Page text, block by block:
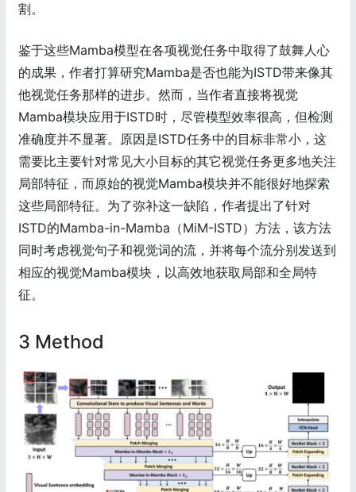
割。
鉴于这些Mamba模型在各项视觉任务中取得了鼓舞人心
的成果，作者打算研究Mamba是否也能为ISTD带来像其
他视觉任务那样的进步。然而，当作者直接将视觉
Mamba模块应用于ISTD时，尽管模型效率很高，但检测
准确度并不显著。原因是ISTD任务中的目标非常小，这
需要比主要针对常见大小目标的其它视觉任务更多地关注
局部特征，而原始的视觉Mamba模块并不能很好地探索
这些局部特征。为了弥补这一缺陷，作者提出了针对
ISTD的Mamba-in-Mamba（MiM-ISTD）方法，该方法
同时考虑视觉句子和视觉词的流，并将每个流分别发送到
相应的视觉Mamba模块，以高效地获取局部和全局特
征。
3 Method